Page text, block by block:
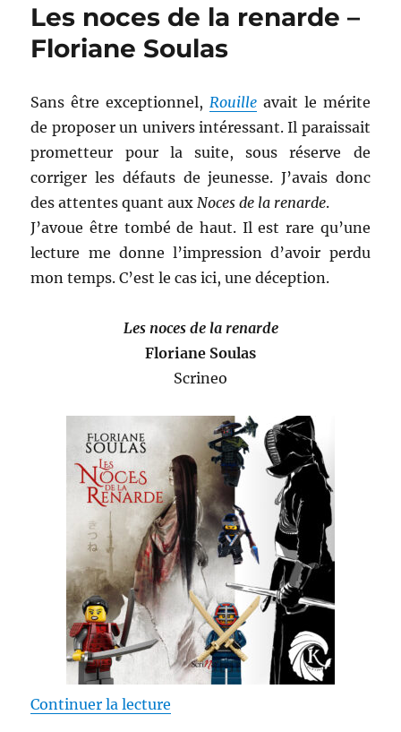
Les noces de la renarde –
Floriane Soulas
Sans être exceptionnel, Rouille avait le mérite
de proposer un univers intéressant. Il paraissait
prometteur pour la suite, sous réserve de
corriger les défauts de jeunesse. J’avais donc
des attentes quant aux Noces de la renarde.
J’avoue être tombé de haut. Il est rare qu’une
lecture me donne l’impression d’avoir perdu
mon temps. C’est le cas ici, une déception.
Les noces de la renarde
Floriane Soulas
Scrineo
Continuer la lecture